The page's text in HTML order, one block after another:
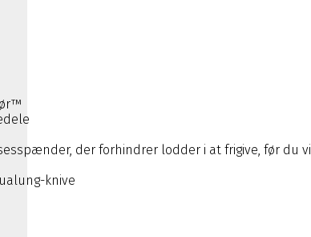
der forhindrer lodder i at frigive, før du
knive